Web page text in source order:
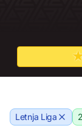
Letnja Liga